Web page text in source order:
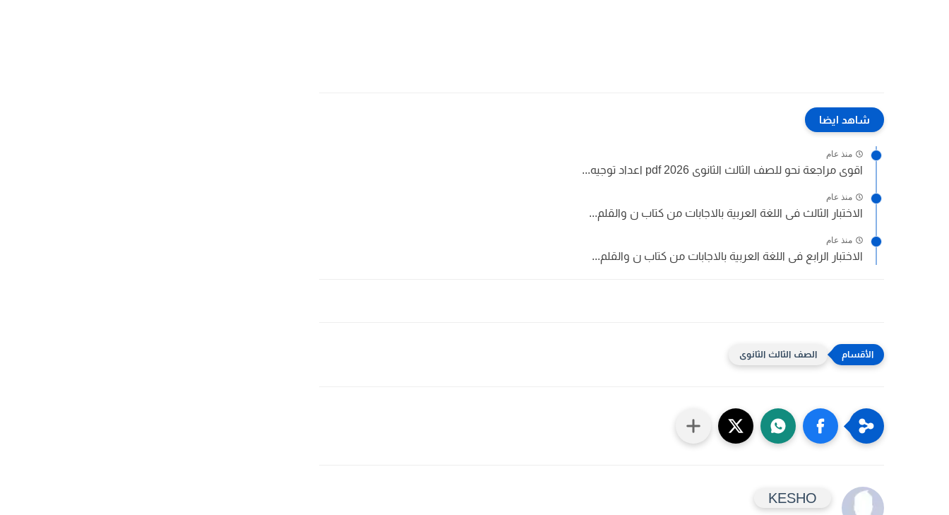
شاهد ايضا
منذ عام
اقوى مراجعة نحو للصف الثالث الثانوى 2026 pdf اعداد توجيه...
منذ عام
الاختبار الثالث فى اللغة العربية بالاجابات من كتاب ن والقلم...
منذ عام
الاختبار الرابع فى اللغة العربية بالاجابات من كتاب ن والقلم...
الصف الثالث الثانوى
KESHO